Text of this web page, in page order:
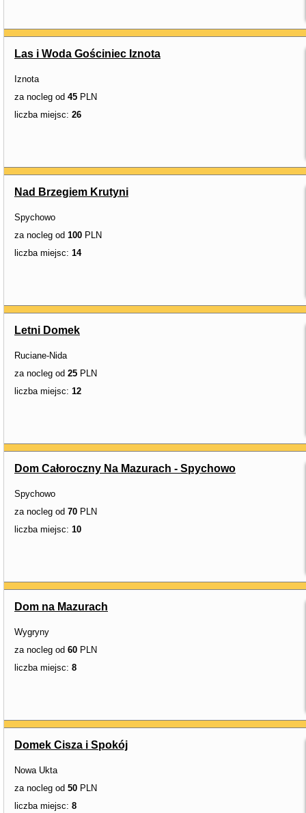
Las i Woda Gościniec Iznota
Iznota
za nocleg od 45 PLN
liczba miejsc: 26
Nad Brzegiem Krutyni
Spychowo
za nocleg od 100 PLN
liczba miejsc: 14
Letni Domek
Ruciane-Nida
za nocleg od 25 PLN
liczba miejsc: 12
Dom Całoroczny Na Mazurach - Spychowo
Spychowo
za nocleg od 70 PLN
liczba miejsc: 10
Dom na Mazurach
Wygryny
za nocleg od 60 PLN
liczba miejsc: 8
Domek Cisza i Spokój
Nowa Ukta
za nocleg od 50 PLN
liczba miejsc: 8